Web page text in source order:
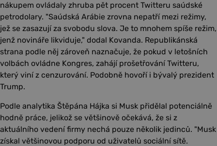
nákupem ovládaly zhruba pět procent Twitteru saúdské
petrodolary. "Saúdská Arábie zrovna nepatří mezi režimy,
jež se zasazují za svobodu slova. Je to mnohem spíše režim,
jenž novináře likviduje," dodal Kovanda. Republikánská
strana podle něj zároveň naznačuje, že pokud v letošních
volbách ovládne Kongres, zahájí prošetřování Twitteru,
který viní z cenzurování. Podobně hovoří i bývalý prezident
Trump.
Podle analytika Štěpána Hájka si Musk přidělal potenciálně
hodně práce, jelikož se většinově očekává, že si z
aktuálního vedení firmy nechá pouze několik jedinců. "Musk
získal většinovou podporu od uživatelů sociální sítě.